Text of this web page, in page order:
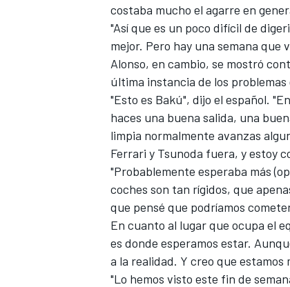
costaba mucho el agarre en
"Así que es un poco difícil de
mejor. Pero hay una semana que
Alonso, en cambio, se mostró
última instancia de los
"Esto es Bakú", dijo el español.
haces una buena salida, una
limpia normalmente avanzas
Ferrari y Tsunoda fuera, y estoy
"Probablemente esperaba más
coches son tan rígidos, que
que pensé que podríamos
En cuanto al lugar que ocupa el
es donde esperamos estar.
a la realidad. Y creo que estamos
"Lo hemos visto este fin de